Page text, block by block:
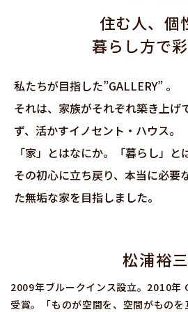
住む人、個
暮らし方で
私たちが目指した”GALLERY” 。
それは、家族がそれぞれ築き上げ
ず、活かすイノセント・ハウス。
「家」とはなにか。「暮らし」と
その初心に立ち戻り、本当に必要
た無垢な家を目指しました。
松浦裕三
2009年ブルークインス設立。2010年
受賞。「ものが空間を、空間がもの